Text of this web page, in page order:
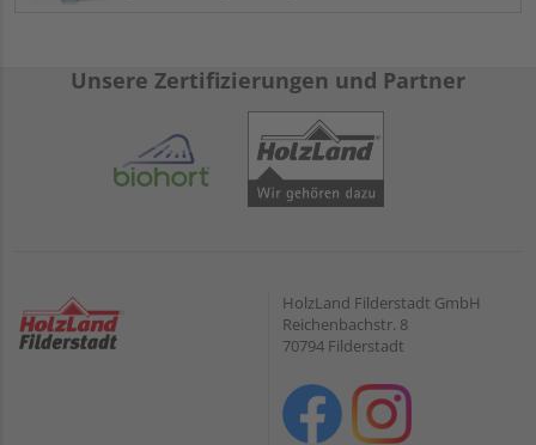
Unsere Zertifizierungen und Partner
HolzLand Filderstadt GmbH
Reichenbachstr. 8
70794 Filderstadt